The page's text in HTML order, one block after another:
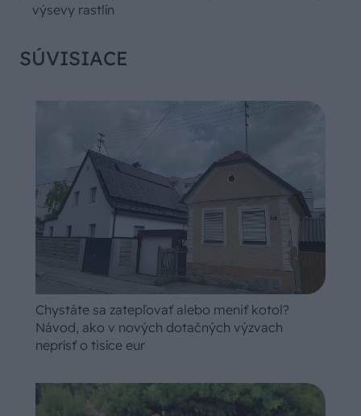
výsevy rastlín
SÚVISIACE
Chystáte sa zatepľovať alebo meniť kotol?
Návod, ako v nových dotačných výzvach
neprísť o tisíce eur